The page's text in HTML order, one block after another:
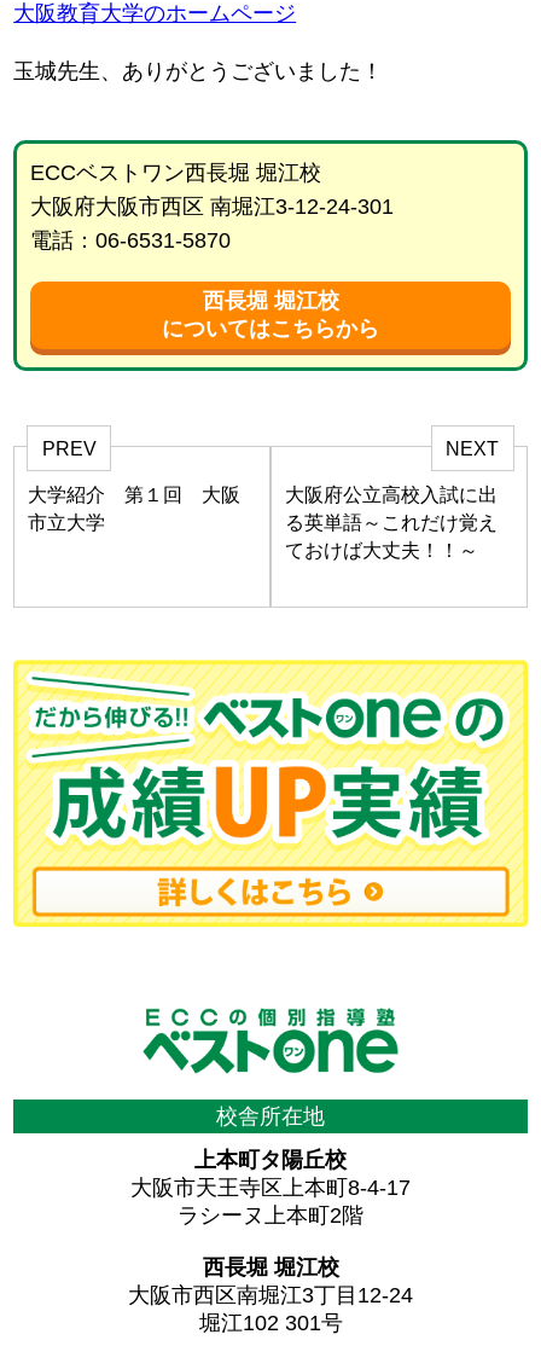
大阪教育大学のホームページ
玉城先生、ありがとうございました！
ECCベストワン西長堀 堀江校
大阪府大阪市西区 南堀江3-12-24-301
電話：06-6531-5870
西長堀 堀江校
についてはこちらから
PREV
大学紹介 第１回 大阪
市立大学
NEXT
大阪府公立高校入試に出
る英単語～これだけ覚え
ておけば大丈夫！！～
校舎所在地
上本町タ陽丘校
大阪市天王寺区上本町8-4-17
ラシーヌ上本町2階
西長堀 堀江校
大阪市西区南堀江3丁目12-24
堀江102 301号